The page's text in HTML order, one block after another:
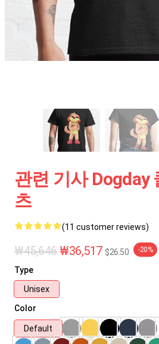
관련 기사 Dogday
츠
(11 customer reviews)
₩45,646 ₩36,517 $26.50 -20%
Type
Unisex
Color
Default